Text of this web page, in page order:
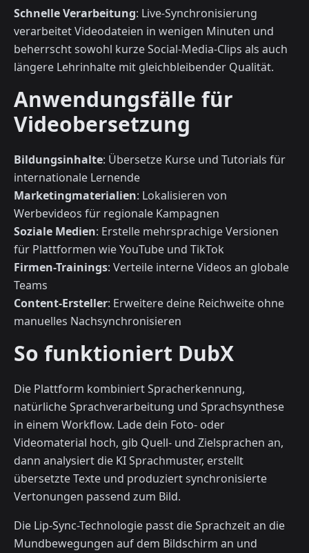
Schnelle Verarbeitung: Live-Synchronisierung
verarbeitet Videodateien in wenigen Minuten und
beherrscht sowohl kurze Social-Media-Clips als auch
längere Lehrinhalte mit gleichbleibender Qualität.
Anwendungsfälle für
Videobersetzung
Bildungsinhalte: Übersetze Kurse und Tutorials für
internationale Lernende
Marketingmaterialien: Lokalisieren von
Werbevideos für regionale Kampagnen
Soziale Medien: Erstelle mehrsprachige Versionen
für Plattformen wie YouTube und TikTok
Firmen-Trainings: Verteile interne Videos an globale
Teams
Content-Ersteller: Erweitere deine Reichweite ohne
manuelles Nachsynchronisieren
So funktioniert DubX
Die Plattform kombiniert Spracherkennung,
natürliche Sprachverarbeitung und Sprachsynthese
in einem Workflow. Lade dein Foto- oder
Videomaterial hoch, gib Quell- und Zielsprachen an,
dann analysiert die KI Sprachmuster, erstellt
übersetzte Texte und produziert synchronisierte
Vertonungen passend zum Bild.
Die Lip-Sync-Technologie passt die Sprachzeit an die
Mundbewegungen auf dem Bildschirm an und